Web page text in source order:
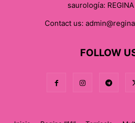
saurología: REGINA
Contact us:
FOLLOW